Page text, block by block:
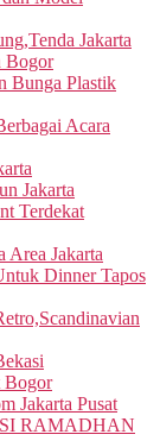
Jakarta
Bogor
Bunga Plastik
Acara
Jakarta
Terdekat
Area Jakarta
Dinner Tapos
Bogor
Jakarta Pusat
RAMADHAN